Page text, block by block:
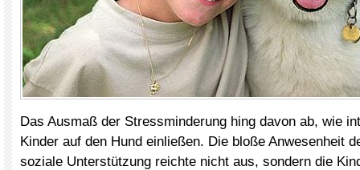
Das Ausmaß der Stressminderung hing davon ab, wie
Kinder auf den Hund einließen. Die bloße Anwesenheit
soziale Unterstützung reichte nicht aus, sondern die